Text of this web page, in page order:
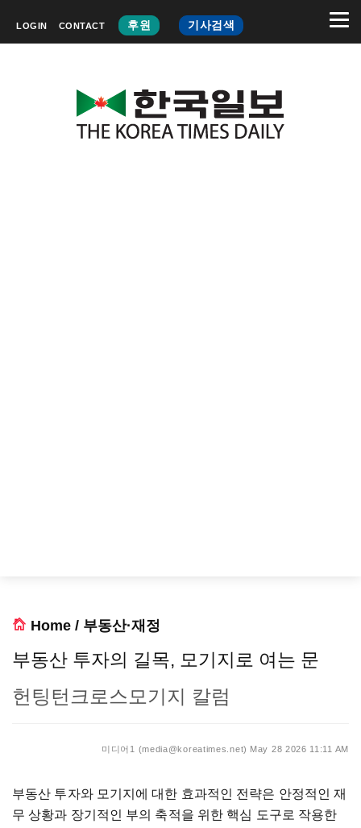
LOGIN CONTACT 후원 기사검색
Home / 부동산·재정
부동산 투자의 길목, 모기지로 여는 문
헌팅턴크로스모기지 칼럼
미디어1 (media@koreatimes.net) May 28 2026 11:11 AM
부동산 투자와 모기지에 대한 효과적인 전략은 안정적인 재
무 상황과 장기적인 부의 축적을 위한 핵심 도구로 작용한